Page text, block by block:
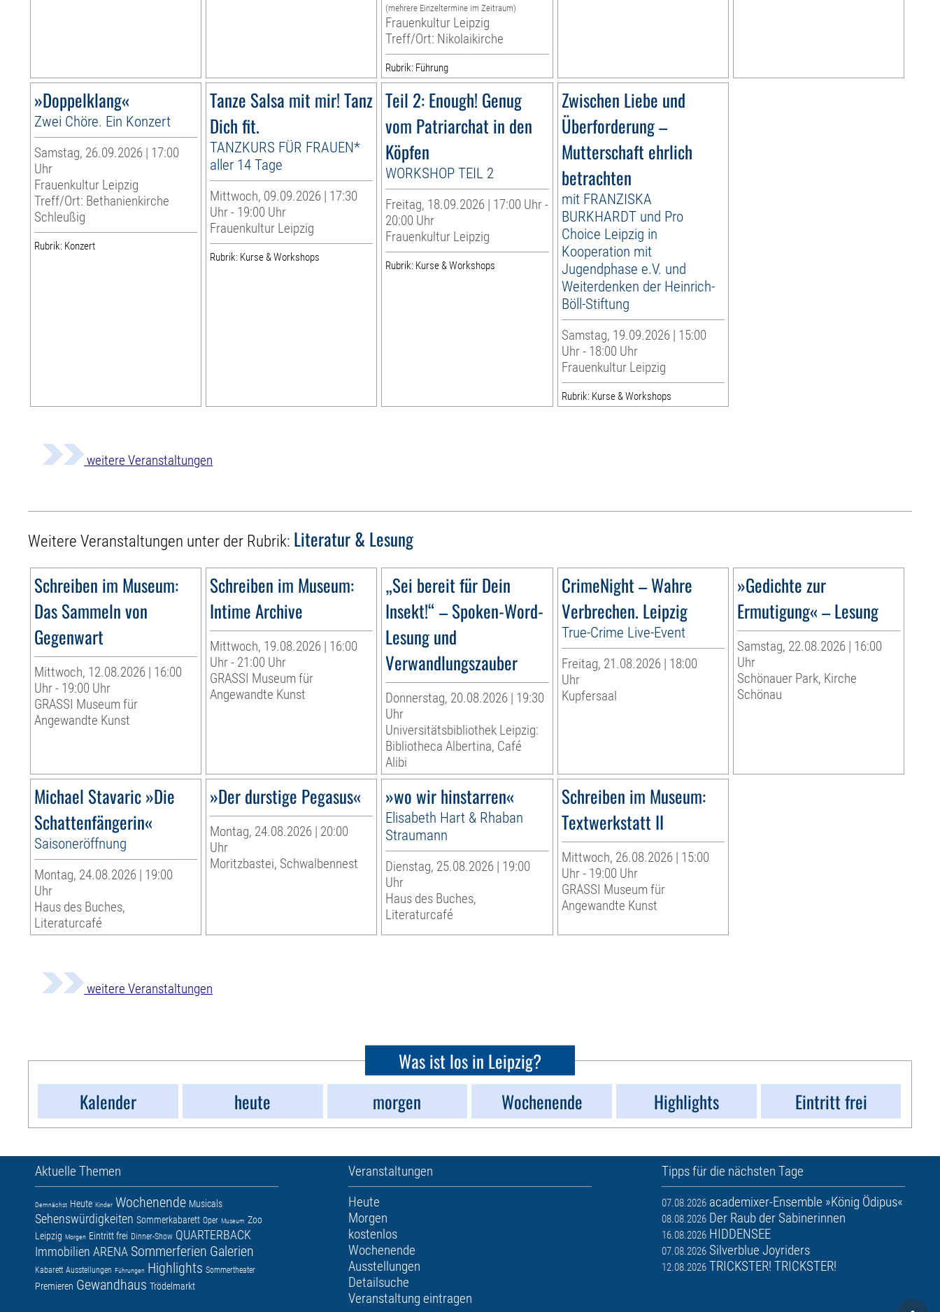
(mehrere Einzeltermine im Zeitraum)
Frauenkultur Leipzig
Treff/Ort: Nikolaikirche
Rubrik: Führung
»Doppelklang«
Zwei Chöre. Ein Konzert
Samstag, 26.09.2026 | 17:00
Uhr
Frauenkultur Leipzig
Treff/Ort: Bethanienkirche
Schleußig
Rubrik: Konzert
Tanze Salsa mit mir! Tanz
Dich fit.
TANZKURS FÜR FRAUEN*
aller 14 Tage
Mittwoch, 09.09.2026 | 17:30
Uhr - 19:00 Uhr
Frauenkultur Leipzig
Rubrik: Kurse & Workshops
Teil 2: Enough! Genug
vom Patriarchat in den
Köpfen
WORKSHOP TEIL 2
Freitag, 18.09.2026 | 17:00 Uhr -
20:00 Uhr
Frauenkultur Leipzig
Rubrik: Kurse & Workshops
Zwischen Liebe und
Überforderung –
Mutterschaft ehrlich
betrachten
mit FRANZISKA
BURKHARDT und Pro
Choice Leipzig in
Kooperation mit
Jugendphase e.V. und
Weiterdenken der Heinrich-
Böll-Stiftung
Samstag, 19.09.2026 | 15:00
Uhr - 18:00 Uhr
Frauenkultur Leipzig
Rubrik: Kurse & Workshops
weitere Veranstaltungen
Weitere Veranstaltungen unter der Rubrik: Literatur & Lesung
Schreiben im Museum:
Das Sammeln von
Gegenwart
Mittwoch, 12.08.2026 | 16:00
Uhr - 19:00 Uhr
GRASSI Museum für
Angewandte Kunst
Schreiben im Museum:
Intime Archive
Mittwoch, 19.08.2026 | 16:00
Uhr - 21:00 Uhr
GRASSI Museum für
Angewandte Kunst
„Sei bereit für Dein
Insekt!“ – Spoken-Word-
Lesung und
Verwandlungszauber
Donnerstag, 20.08.2026 | 19:30
Uhr
Universitätsbibliothek Leipzig:
Bibliotheca Albertina, Café
Alibi
CrimeNight – Wahre
Verbrechen. Leipzig
True-Crime Live-Event
Freitag, 21.08.2026 | 18:00
Uhr
Kupfersaal
»Gedichte zur
Ermutigung« – Lesung
Samstag, 22.08.2026 | 16:00
Uhr
Schönauer Park, Kirche
Schönau
Michael Stavaric »Die
Schattenfängerin«
Saisoneröffnung
Montag, 24.08.2026 | 19:00
Uhr
Haus des Buches,
Literaturcafé
»Der durstige Pegasus«
Montag, 24.08.2026 | 20:00
Uhr
Moritzbastei, Schwalbennest
»wo wir hinstarren«
Elisabeth Hart & Rhaban
Straumann
Dienstag, 25.08.2026 | 19:00
Uhr
Haus des Buches,
Literaturcafé
Schreiben im Museum:
Textwerkstatt II
Mittwoch, 26.08.2026 | 15:00
Uhr - 19:00 Uhr
GRASSI Museum für
Angewandte Kunst
weitere Veranstaltungen
Was ist los in Leipzig?
Kalender
heute morgen Wochenende Highlights Eintritt frei
Aktuelle Themen
Demnächst Heute Kinder Wochenende Musicals
Sehenswürdigkeiten Sommerkabarett Oper Museum Zoo
Leipzig Morgen Eintritt frei Dinner-Show QUARTERBACK
Immobilien ARENA Sommerferien Galerien
Kabarett Ausstellungen Führungen Highlights Sommertheater
Premieren Gewandhaus Trödelmarkt
Veranstaltungen
Heute
Morgen
kostenlos
Wochenende
Ausstellungen
Detailsuche
Veranstaltung eintragen
Tipps für die nächsten Tage
07.08.2026 academixer-Ensemble »König Ödipus«
08.08.2026 Der Raub der Sabinerinnen
16.08.2026 HIDDENSEE
07.08.2026 Silverblue Joyriders
12.08.2026 TRICKSTER! TRICKSTER!